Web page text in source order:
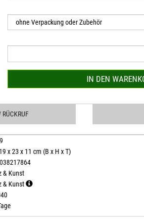
IN DEN
RÜCKRUF
x 23 x 11 cm (B x H x T)
& Kunst
& Kunst